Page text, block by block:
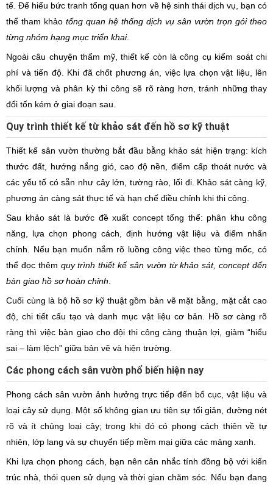
tế. Để hiểu bức tranh tổng quan hơn về hệ sinh thái dịch vụ, bạn có
thể tham khảo tổng quan hệ thống dịch vụ sân vườn trọn gói theo
từng nhóm hạng mục triển khai.
Ngoài câu chuyện thẩm mỹ, thiết kế còn là công cụ kiểm soát chi
phí và tiến độ. Khi đã chốt phương án, việc lựa chọn vật liệu, lên
khối lượng và phân kỳ thi công sẽ rõ ràng hơn, tránh những thay
đổi tốn kém ở giai đoạn sau.
Quy trình thiết kế từ khảo sát đến hồ sơ kỹ thuật
Thiết kế sân vườn thường bắt đầu bằng khảo sát hiện trạng: kích
thước đất, hướng nắng gió, cao độ nền, điểm cấp thoát nước và
các yếu tố có sẵn như cây lớn, tường rào, lối đi. Khảo sát càng kỹ,
phương án càng sát thực tế và hạn chế điều chỉnh khi thi công.
Sau khảo sát là bước đề xuất concept tổng thể: phân khu công
năng, lựa chọn phong cách, định hướng vật liệu và điểm nhấn
chính. Nếu bạn muốn nắm rõ luồng công việc theo từng mốc, có
thể đọc thêm quy trình thiết kế sân vườn từ khảo sát, concept đến
bàn giao hồ sơ hoàn chỉnh
Cuối cùng là bộ hồ sơ kỹ thuật gồm bản vẽ mặt bằng, mặt cắt cao
độ, chi tiết cấu tạo và danh mục vật liệu cơ bản. Hồ sơ càng rõ
ràng thì việc bàn giao cho đội thi công càng thuận lợi, giảm “hiểu
sai – làm lệch” giữa bản vẽ và hiện trường.
Các phong cách sân vườn phổ biến hiện nay
Phong cách sân vườn ảnh hưởng trực tiếp đến bố cục, vật liệu và
loại cây sử dụng. Một số không gian ưu tiên sự tối giản, đường nét
rõ và ít chủng loại cây; trong khi đó có phong cách thiên về tự
nhiên, lớp lang và sự chuyển tiếp mềm mại giữa các mảng xanh.
Khi lựa chọn phong cách, bạn nên cân nhắc tính đồng bộ với kiến
trúc nhà, thói quen sử dụng và thời gian chăm sóc. Nếu bạn đang